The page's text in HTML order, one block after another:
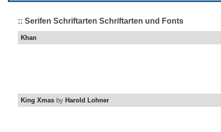
:: Serifen Schriftarten Schriftarten und Fonts
Khan
King Xmas by Harold Lohner